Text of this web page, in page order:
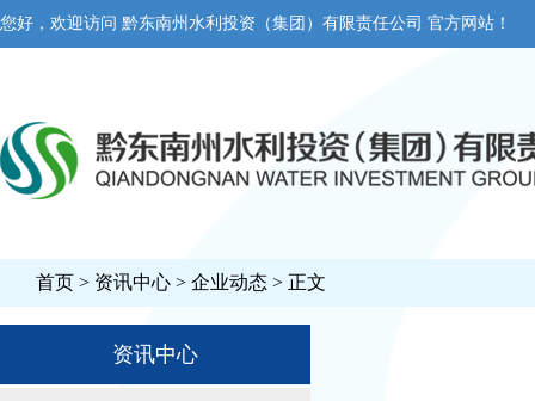
您好，欢迎访问 黔东南州水利投资（集团）有限责任公司 官方网站！
首页 > 资讯中心 > 企业动态 > 正文
资讯中心